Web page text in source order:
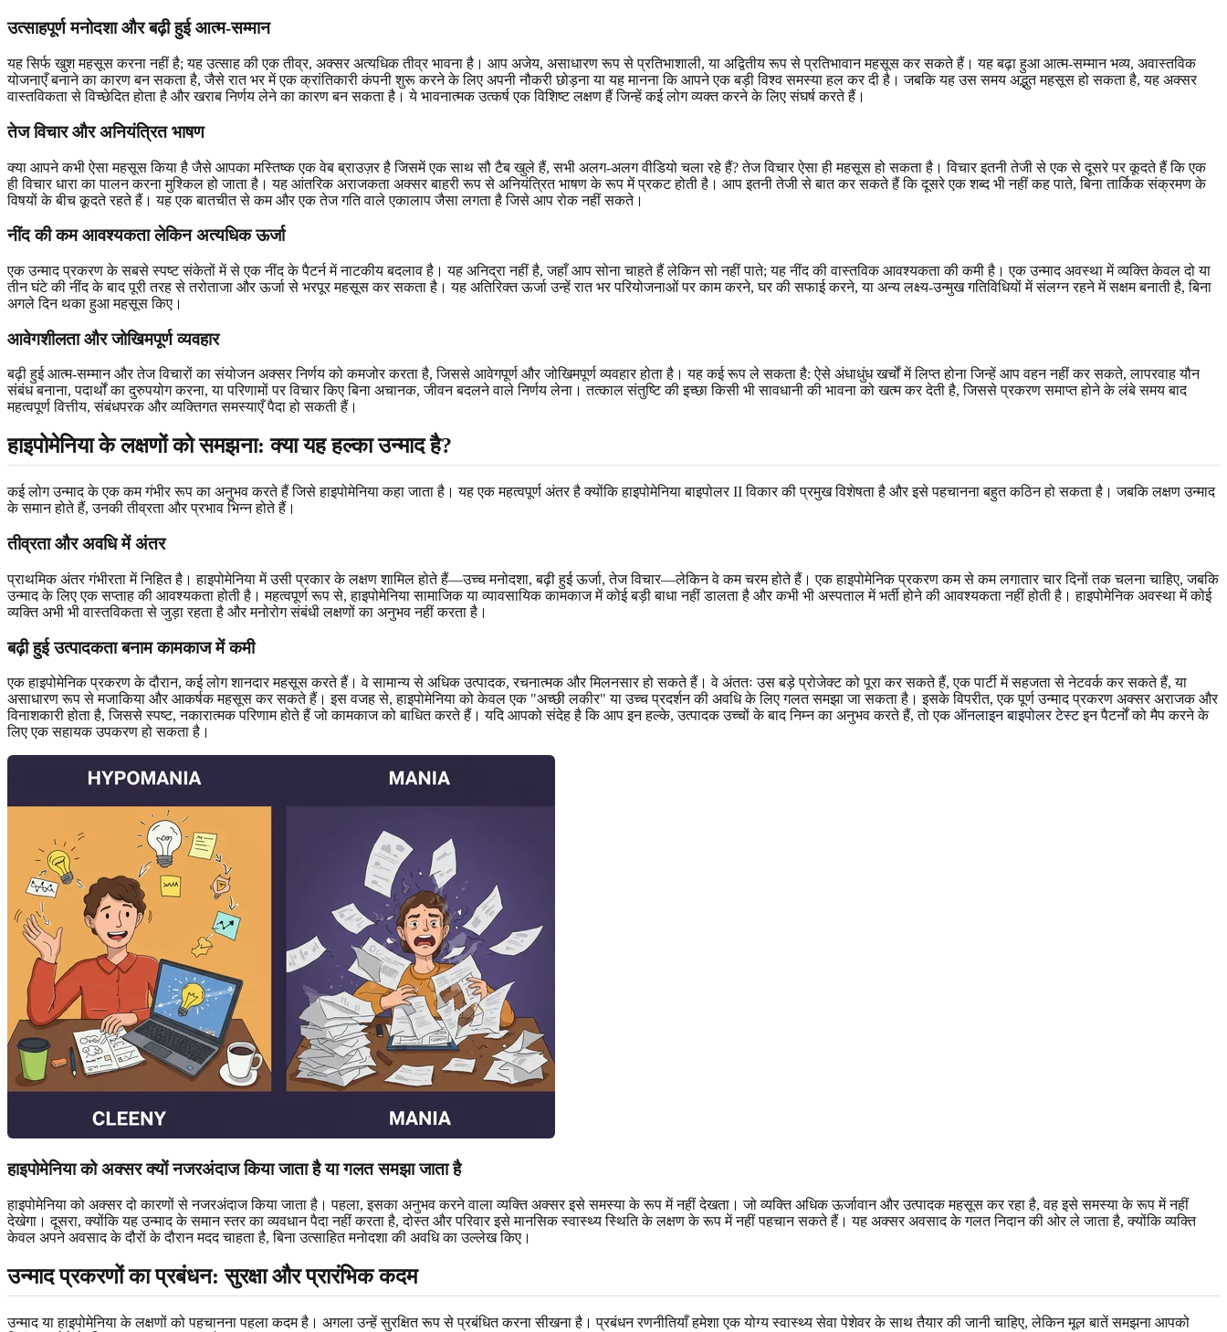
उत्साहपूर्ण मनोदशा और बढ़ी हुई आत्म-सम्मान
यह सिर्फ खुश महसूस करना नहीं है; यह उत्साह की एक तीव्र, अक्सर अत्यधिक तीव्र भावना है। आप अजेय, असाधारण रूप से प्रतिभाशाली, या अद्वितीय रूप से प्रतिभावान महसूस कर सकते हैं। यह बढ़ा हुआ आत्म-सम्मान भव्य, अवास्तविक
योजनाएँ बनाने का कारण बन सकता है, जैसे रात भर में एक क्रांतिकारी कंपनी शुरू करने के लिए अपनी नौकरी छोड़ना या यह मानना ​​कि आपने एक बड़ी विश्व समस्या हल कर दी है। जबकि यह उस समय अद्भुत महसूस हो सकता है, यह अक्सर
वास्तविकता से विच्छेदित होता है और खराब निर्णय लेने का कारण बन सकता है। ये भावनात्मक उत्कर्ष एक विशिष्ट लक्षण हैं जिन्हें कई लोग व्यक्त करने के लिए संघर्ष करते हैं।
तेज विचार और अनियंत्रित भाषण
क्या आपने कभी ऐसा महसूस किया है जैसे आपका मस्तिष्क एक वेब ब्राउज़र है जिसमें एक साथ सौ टैब खुले हैं, सभी अलग-अलग वीडियो चला रहे हैं? तेज विचार ऐसा ही महसूस हो सकता है। विचार इतनी तेजी से एक से दूसरे पर कूदते हैं कि एक
ही विचार धारा का पालन करना मुश्किल हो जाता है। यह आंतरिक अराजकता अक्सर बाहरी रूप से अनियंत्रित भाषण के रूप में प्रकट होती है। आप इतनी तेजी से बात कर सकते हैं कि दूसरे एक शब्द भी नहीं कह पाते, बिना तार्किक संक्रमण के
विषयों के बीच कूदते रहते हैं। यह एक बातचीत से कम और एक तेज गति वाले एकालाप जैसा लगता है जिसे आप रोक नहीं सकते।
नींद की कम आवश्यकता लेकिन अत्यधिक ऊर्जा
एक उन्माद प्रकरण के सबसे स्पष्ट संकेतों में से एक नींद के पैटर्न में नाटकीय बदलाव है। यह अनिद्रा नहीं है, जहाँ आप सोना चाहते हैं लेकिन सो नहीं पाते; यह नींद की वास्तविक आवश्यकता की कमी है। एक उन्माद अवस्था में व्यक्ति केवल दो या
तीन घंटे की नींद के बाद पूरी तरह से तरोताजा और ऊर्जा से भरपूर महसूस कर सकता है। यह अतिरिक्त ऊर्जा उन्हें रात भर परियोजनाओं पर काम करने, घर की सफाई करने, या अन्य लक्ष्य-उन्मुख गतिविधियों में संलग्न रहने में सक्षम बनाती है, बिना
अगले दिन थका हुआ महसूस किए।
आवेगशीलता और जोखिमपूर्ण व्यवहार
बढ़ी हुई आत्म-सम्मान और तेज विचारों का संयोजन अक्सर निर्णय को कमजोर करता है, जिससे आवेगपूर्ण और जोखिमपूर्ण व्यवहार होता है। यह कई रूप ले सकता है: ऐसे अंधाधुंध खर्चों में लिप्त होना जिन्हें आप वहन नहीं कर सकते, लापरवाह यौन
संबंध बनाना, पदार्थों का दुरुपयोग करना, या परिणामों पर विचार किए बिना अचानक, जीवन बदलने वाले निर्णय लेना। तत्काल संतुष्टि की इच्छा किसी भी सावधानी की भावना को खत्म कर देती है, जिससे प्रकरण समाप्त होने के लंबे समय बाद
महत्वपूर्ण वित्तीय, संबंधपरक और व्यक्तिगत समस्याएँ पैदा हो सकती हैं।
हाइपोमेनिया के लक्षणों को समझना: क्या यह हल्का उन्माद है?
कई लोग उन्माद के एक कम गंभीर रूप का अनुभव करते हैं जिसे हाइपोमेनिया कहा जाता है। यह एक महत्वपूर्ण अंतर है क्योंकि हाइपोमेनिया बाइपोलर II विकार की प्रमुख विशेषता है और इसे पहचानना बहुत कठिन हो सकता है। जबकि लक्षण उन्माद
के समान होते हैं, उनकी तीव्रता और प्रभाव भिन्न होते हैं।
तीव्रता और अवधि में अंतर
प्राथमिक अंतर गंभीरता में निहित है। हाइपोमेनिया में उसी प्रकार के लक्षण शामिल होते हैं—उच्च मनोदशा, बढ़ी हुई ऊर्जा, तेज विचार—लेकिन वे कम चरम होते हैं। एक हाइपोमेनिक प्रकरण कम से कम लगातार चार दिनों तक चलना चाहिए, जबकि
उन्माद के लिए एक सप्ताह की आवश्यकता होती है। महत्वपूर्ण रूप से, हाइपोमेनिया सामाजिक या व्यावसायिक कामकाज में कोई बड़ी बाधा नहीं डालता है और कभी भी अस्पताल में भर्ती होने की आवश्यकता नहीं होती है। हाइपोमेनिक अवस्था में कोई
व्यक्ति अभी भी वास्तविकता से जुड़ा रहता है और मनोरोग संबंधी लक्षणों का अनुभव नहीं करता है।
बढ़ी हुई उत्पादकता बनाम कामकाज में कमी
एक हाइपोमेनिक प्रकरण के दौरान, कई लोग शानदार महसूस करते हैं। वे सामान्य से अधिक उत्पादक, रचनात्मक और मिलनसार हो सकते हैं। वे अंततः उस बड़े प्रोजेक्ट को पूरा कर सकते हैं, एक पार्टी में सहजता से नेटवर्क कर सकते हैं, या
असाधारण रूप से मजाकिया और आकर्षक महसूस कर सकते हैं। इस वजह से, हाइपोमेनिया को केवल एक "अच्छी लकीर" या उच्च प्रदर्शन की अवधि के लिए गलत समझा जा सकता है। इसके विपरीत, एक पूर्ण उन्माद प्रकरण अक्सर अराजक और
विनाशकारी होता है, जिससे स्पष्ट, नकारात्मक परिणाम होते हैं जो कामकाज को बाधित करते हैं। यदि आपको संदेह है कि आप इन हल्के, उत्पादक उच्चों के बाद निम्न का अनुभव करते हैं, तो एकऑनलाइन बाइपोलर टेस्टइन पैटर्नों को मैप करने के
लिए एक सहायक उपकरण हो सकता है।
हाइपोमेनिया को अक्सर क्यों नजरअंदाज किया जाता है या गलत समझा जाता है
हाइपोमेनिया को अक्सर दो कारणों से नजरअंदाज किया जाता है। पहला, इसका अनुभव करने वाला व्यक्ति अक्सर इसे समस्या के रूप में नहीं देखता। जो व्यक्ति अधिक ऊर्जावान और उत्पादक महसूस कर रहा है, वह इसे समस्या के रूप में नहीं
देखेगा। दूसरा, क्योंकि यह उन्माद के समान स्तर का व्यवधान पैदा नहीं करता है, दोस्त और परिवार इसे मानसिक स्वास्थ्य स्थिति के लक्षण के रूप में नहीं पहचान सकते हैं। यह अक्सर अवसाद के गलत निदान की ओर ले जाता है, क्योंकि व्यक्ति
केवल अपने अवसाद के दौरों के दौरान मदद चाहता है, बिना उत्साहित मनोदशा की अवधि का उल्लेख किए।
उन्माद प्रकरणों का प्रबंधन: सुरक्षा और प्रारंभिक कदम
उन्माद या हाइपोमेनिया के लक्षणों को पहचानना पहला कदम है। अगला उन्हें सुरक्षित रूप से प्रबंधित करना सीखना है। प्रबंधन रणनीतियाँ हमेशा एक योग्य स्वास्थ्य सेवा पेशेवर के साथ तैयार की जानी चाहिए, लेकिन मूल बातें समझना आपको